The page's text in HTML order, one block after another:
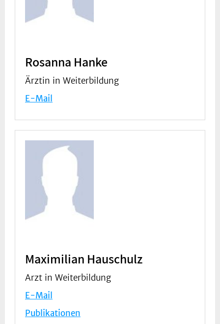
Rosanna Hanke
Ärztin in Weiterbildung
E-Mail
Maximilian Hauschulz
Arzt in Weiterbildung
E-Mail
Publikationen